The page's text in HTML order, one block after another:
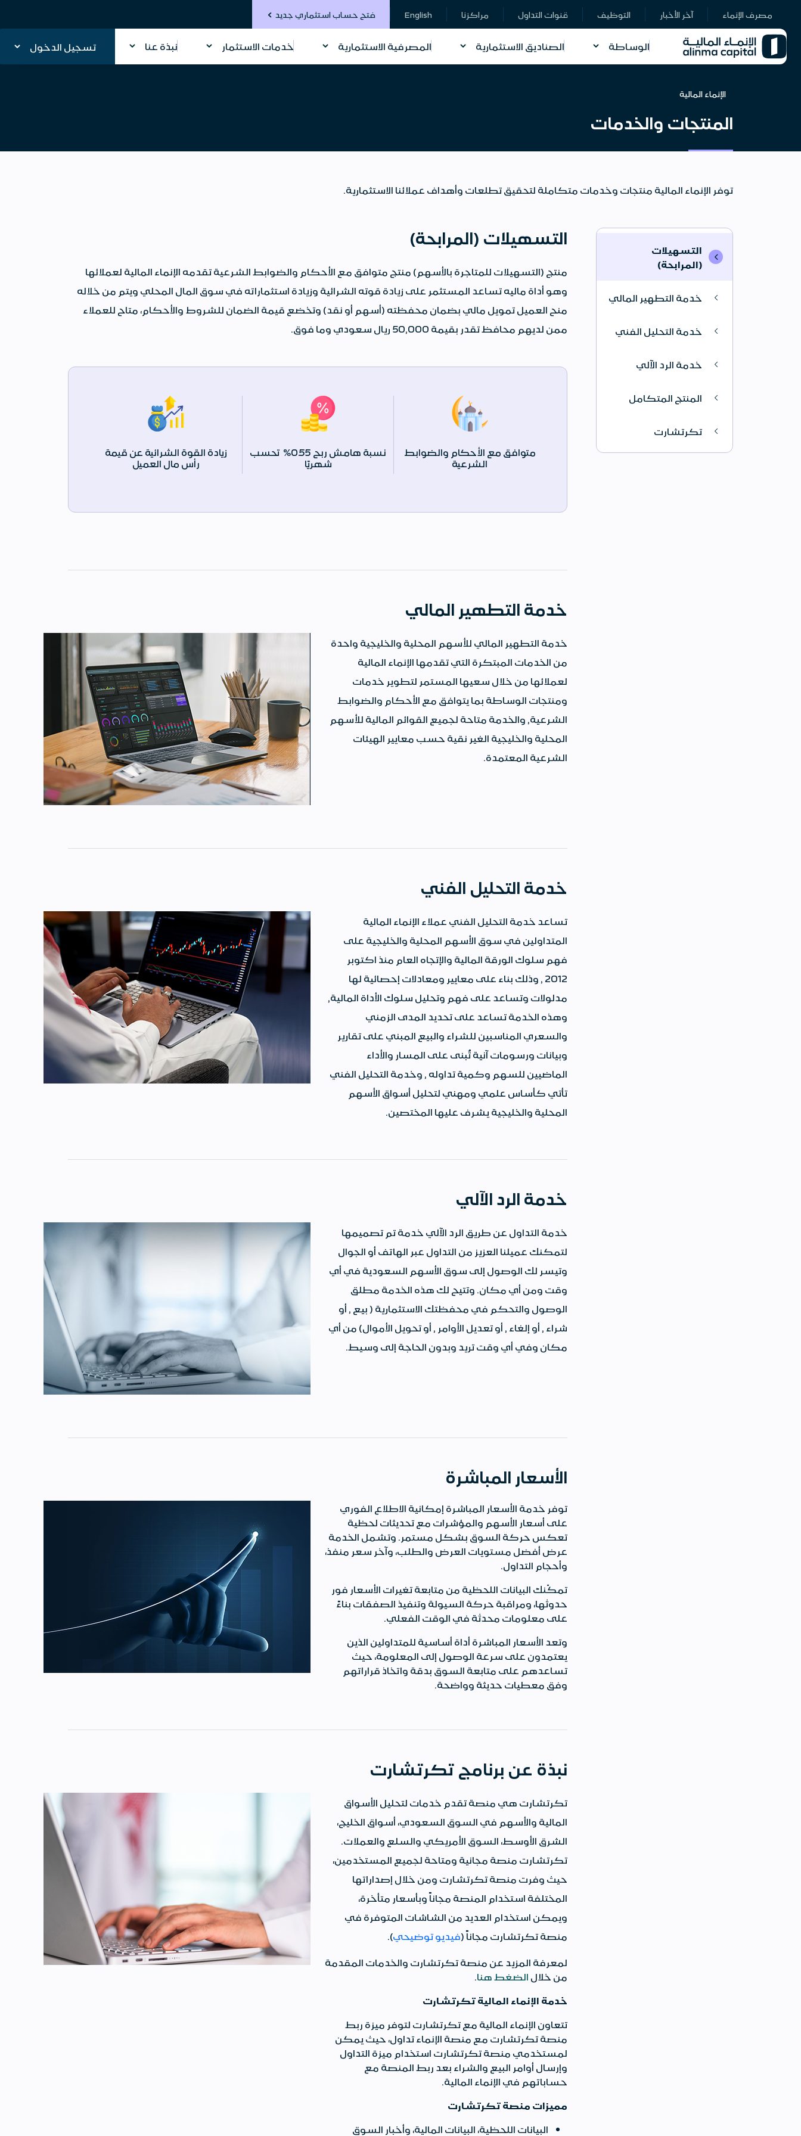
مصرف الإنماء آخر الأخبار التوظيف قنوات التداول مراكزنا English فتح حساب استثماري جديد
الوساطة الصناديق الاستثمارية المصرفية الاستثمارية خدمات الاستثمار نبذة عنا تسجيل الدخول
الإنماء المالية
المنتجات والخدمات
توفر الإنماء المالية منتجات وخدمات متكاملة لتحقيق تطلعات وأهداف عملائنا الاستثمارية.
التسهيلات
(المرابحة)
خدمة التطهير المالي
خدمة التحليل الفني
خدمة الرد الآلي
المنتج المتكامل
تكرتشارت
التسهيلات (المرابحة)
منتج (التسهيلات للمتاجرة بالأسهم) منتج متوافق مع الأحكام والضوابط الشرعية تقدمه الإنماء المالية لعملائها
وهو أداة ماليه تساعد المستثمر على زيادة قوته الشرائية وزيادة استثماراته في سوق المال المحلي ويتم من خلاله
منح العميل تمويل مالي بضمان محفظته (أسهم أو نقد) وتخضع قيمة الضمان للشروط والأحكام، متاح للعملاء
ممن لديهم محافظ تقدر بقيمة 50,000 ريال سعودي وما فوق.
متوافق مع الأحكام والضوابط
الشرعية
نسبة هامش ربح 0.55%
تحسب
شهريًا
زيادة القوة الشرائية عن قيمة
رأس مال العميل
خدمة التطهير المالي
خدمة التطهير المالي للأسهم المحلية والخليجية واحدة
من الخدمات المبتكرة التي تقدمها الإنماء المالية
لعملائها من خلال سعيها المستمر لتطوير خدمات
ومنتجات الوساطة بما يتوافق مع الأحكام والضوابط
الشرعية, والخدمة متاحة لجميع القوائم المالية للأسهم
المحلية والخليجية الغير نقية حسب معايير الهيئات
الشرعية المعتمدة.
خدمة التحليل الفني
تساعد خدمة التحليل الفني عملاء الإنماء المالية
المتداولين في سوق الأسهم المحلية والخليجية على
فهم سلوك الورقة المالية والإتجاه العام منذ اكتوبر
2012 , وذلك بناء على معايير ومعادلات إحصائية لها
مدلولات وتساعد على فهم وتحليل سلوك الأداة المالية,
وهذه الخدمة تساعد على تحديد المدى الزمني
والسعري المناسبين للشراء والبيع المبني على تقارير
وبيانات ورسومات آنية تُبنى على المسار والأداء
الماضيين للسهم وكمية تداوله , وخدمة التحليل الفني
تأتي كأساس علمي ومهني لتحليل أسواق الأسهم
المحلية والخليجية يشرف عليها المختصين.
خدمة الرد الآلي
خدمة التداول عن طريق الرد الآلي خدمة تم تصميمها
لتمكنك عميلنا العزيز من التداول عبر الهاتف أو الجوال
وتيسر لك الوصول إلى سوق الأسهم السعودية في أي
وقت ومن أي مكان. وتتيح لك هذه الخدمة مطلق
الوصول والتحكم في محفظتك الاستثمارية ( بيع , أو
شراء , أو إلغاء , أو تعديل الأوامر , أو تحويل الأموال) من أي
مكان وفي أي وقت تريد وبدون الحاجة إلى وسيط.
الأسعار المباشرة
توفر خدمة الأسعار المباشرة إمكانية الاطلاع الفوري
على أسعار الأسهم والمؤشرات مع تحديثات لحظية
تعكس حركة السوق بشكل مستمر. وتشمل الخدمة
عرض أفضل مستويات العرض والطلب، وآخر سعر منفذ،
وأحجام التداول.
تمكّنك البيانات اللحظية من متابعة تغيرات الأسعار فور
حدوثها، ومراقبة حركة السيولة وتنفيذ الصفقات بناءً
على معلومات محدثة في الوقت الفعلي.
وتعد الأسعار المباشرة أداة أساسية للمتداولين الذين
يعتمدون على سرعة الوصول إلى المعلومة، حيث
تساعدهم على متابعة السوق بدقة واتخاذ قراراتهم
وفق معطيات حديثة وواضحة.
نبذة عن برنامج تكرتشارت
تكرتشارت هي منصة تقدم خدمات لتحليل الأسواق
المالية والأسهم في السوق السعودي، أسواق الخليج،
الشرق الأوسط، السوق الأمريكي والسلع والعملات.
تكرتشارت منصة مجانية ومتاحة لجميع المستخدمين،
حيث وفرت منصة تكرتشارت ومن خلال إصداراتها
المختلفة استخدام المنصة مجاناً وبأسعار متأخرة،
ويمكن استخدام العديد من الشاشات المتوفرة في
منصة تكرتشارت مجاناً (فيديو توضيحي).
لمعرفة المزيد عن منصة تكرتشارت والخدمات المقدمة
من خلال الضغط هنا.
خدمة الإنماء المالية تكرتشارت
تتعاون الإنماء المالية مع تكرتشارت لتوفر ميزة ربط
منصة تكرتشارت مع منصة الإنماء تداول، حيث يمكن
لمستخدمي منصة تكرتشارت استخدام ميزة التداول
وإرسال أوامر البيع والشراء بعد ربط المنصة مع
حساباتهم في الإنماء المالية.
مميزات منصة تكرتشارت
البيانات اللحظية، البيانات المالية، وأخبار السوق